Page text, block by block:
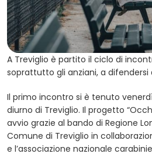
A Treviglio è partito il ciclo di
soprattutto gli anziani, a difendersi
Il primo incontro si è tenuto
diurno di Treviglio. Il progetto
avvio grazie al bando di Regione
Comune di Treviglio in
e l’associazione nazionale